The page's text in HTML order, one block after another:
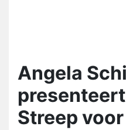
Angela
Streep voor